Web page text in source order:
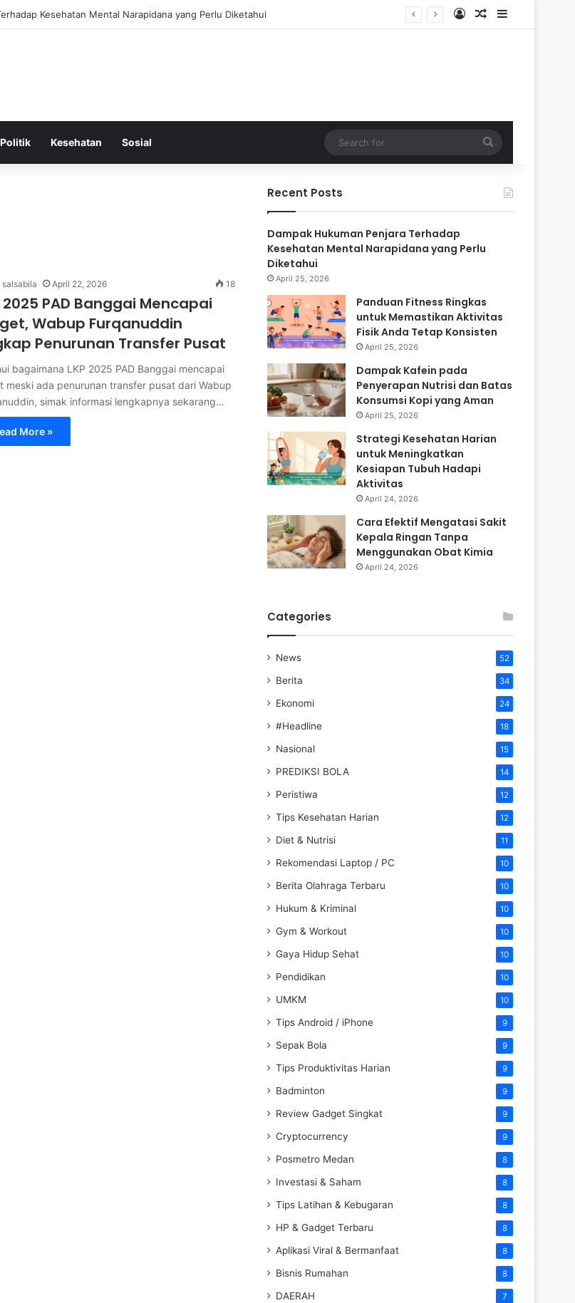
Memastikan Aktivitas Fisik Anda Tetap Konsisten Log InRandom Article
Sidebar
Politik Kesehatan Sosial
for
salsabila April 22, 2026 18
2025 PAD Banggai Mencapai
Wabup Furqanuddin
Penurunan Transfer Pusat
bagaimana LKP 2025 PAD Banggai mencapai
meski ada penurunan transfer pusat dari Wabup
simak informasi lengkapnya sekarang…
More »
Recent Posts
Dampak Hukuman Penjara Terhadap
Kesehatan Mental Narapidana yang Perlu
Diketahui
April 25, 2026
Panduan Fitness Ringkas
untuk Memastikan Aktivitas
Fisik Anda Tetap Konsisten
April 25, 2026
Dampak Kafein pada
Penyerapan Nutrisi dan Batas
Konsumsi Kopi yang Aman
April 25, 2026
Strategi Kesehatan Harian
untuk Meningkatkan
Kesiapan Tubuh Hadapi
Aktivitas
April 24, 2026
Cara Efektif Mengatasi Sakit
Kepala Ringan Tanpa
Menggunakan Obat Kimia
April 24, 2026
Categories
News 52
Berita 34
Ekonomi 24
#Headline 18
Nasional 15
PREDIKSI BOLA 14
Peristiwa 12
Tips Kesehatan Harian 12
Diet & Nutrisi 11
Rekomendasi Laptop / PC 10
Berita Olahraga Terbaru 10
Hukum & Kriminal 10
Gym & Workout 10
Gaya Hidup Sehat 10
Pendidikan 10
UMKM 10
Tips Android / iPhone 9
Sepak Bola 9
Tips Produktivitas Harian 9
Badminton 9
Review Gadget Singkat 9
Cryptocurrency 9
Posmetro Medan 8
Investasi & Saham 8
Tips Latihan & Kebugaran 8
HP & Gadget Terbaru 8
Aplikasi Viral & Bermanfaat 8
Bisnis Rumahan 8
DAERAH 7